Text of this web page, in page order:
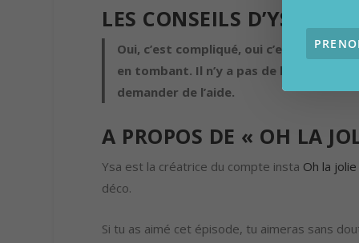
LES CONSEILS D’YSA
Oui, c’est compliqué, oui c’est difficile,
en tombant. Il n’y a pas de bonne ou
demander de l’aide.
A PROPOS DE « OH LA
Ysa est la créatrice du compte insta Oh la
déco.
Si tu as aimé cet épisode, tu aimeras sans